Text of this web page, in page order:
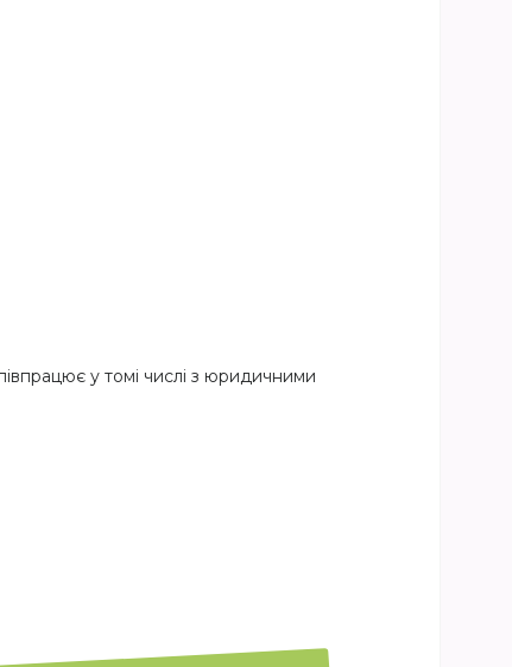
у томі числі з юридичними